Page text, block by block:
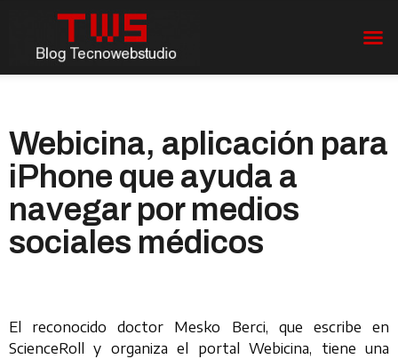
Webicina, aplicación para
iPhone que ayuda a
navegar por medios
sociales médicos
El reconocido doctor Mesko Berci, que escribe en
ScienceRoll y organiza el portal Webicina, tiene una